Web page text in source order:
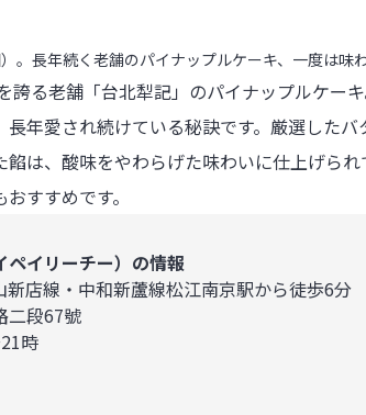
。長年続く老舗のパイナップルケーキ、一度は味
誇る老舗「台北犁記」のパイナップルケー
年愛され続けている秘訣です。厳選した
は、酸味をやわらげた味わいに仕上げら
すすめです。
ペイリーチー）の情報
新店線・中和新蘆線松江南京駅から徒歩6分
二段67號
時